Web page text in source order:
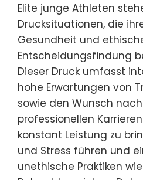
psychische
unehrliche Praktiken
Letztendlich wird die
Schummeln im
Einstellungen zu
übergeordneten Zweck
geprägt.
Welche
Drucksituationen